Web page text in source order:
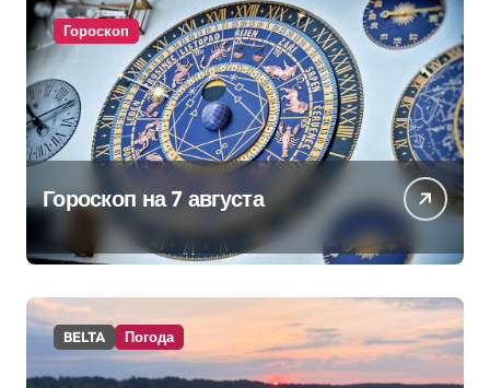
Гороскоп
Гороскоп на 7 августа
BELTA Погода